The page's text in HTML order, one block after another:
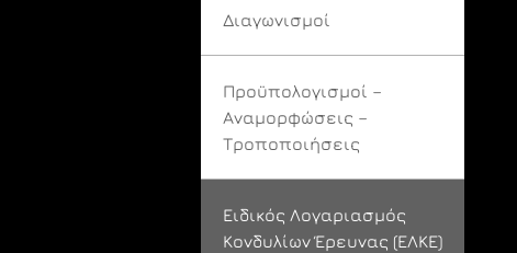
Διαγωνισμοί
Προϋπολογισμοί –
Αναμορφώσεις –
Τροποποιήσεις
Ειδικός Λογαριασμός
Κονδυλίων Έρευνας (ΕΛΚΕ)